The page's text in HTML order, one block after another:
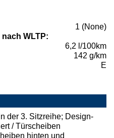
1 (None)
WLTP:
6,2 l/100km
142 g/km
E
der 3. Sitzreihe; Design-
/ Türscheiben
hinten und